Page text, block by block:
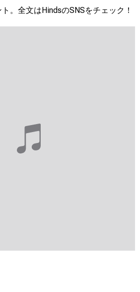
。全文はHindsのSNSをチェック！